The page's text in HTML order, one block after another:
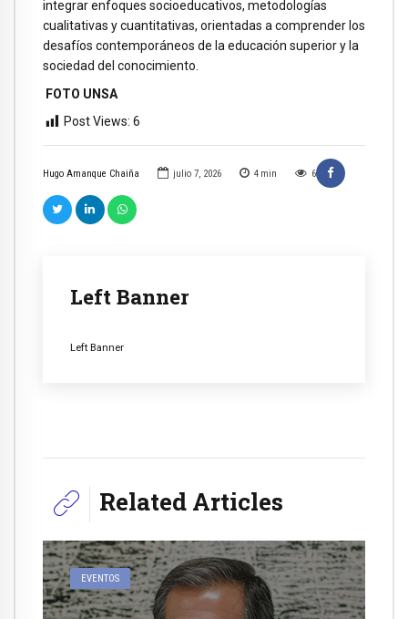
Hugo Amanque Chaiña julio 7, 2026 4 min 6
Left Banner
Left Banner
integrar enfoques socioeducativos, metodologías
cualitativas y cuantitativas, orientadas a comprender los
desafíos contemporáneos de la educación superior y la
sociedad del conocimiento.
FOTO UNSA
Post Views: 6
Related Articles
EVENTOS